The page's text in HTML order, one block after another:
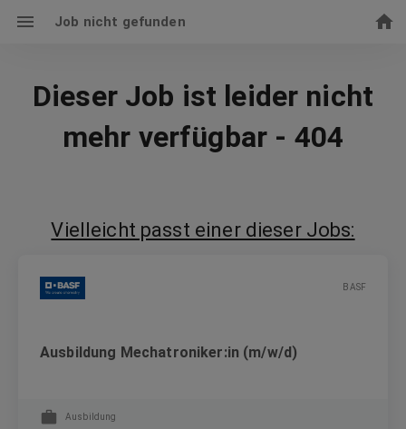
Job nicht gefunden
Dieser Job ist leider nicht
mehr verfügbar - 404
Vielleicht passt einer dieser Jobs:
BASF
Ausbildung Mechatroniker:in (m/w/d)
Ausbildung